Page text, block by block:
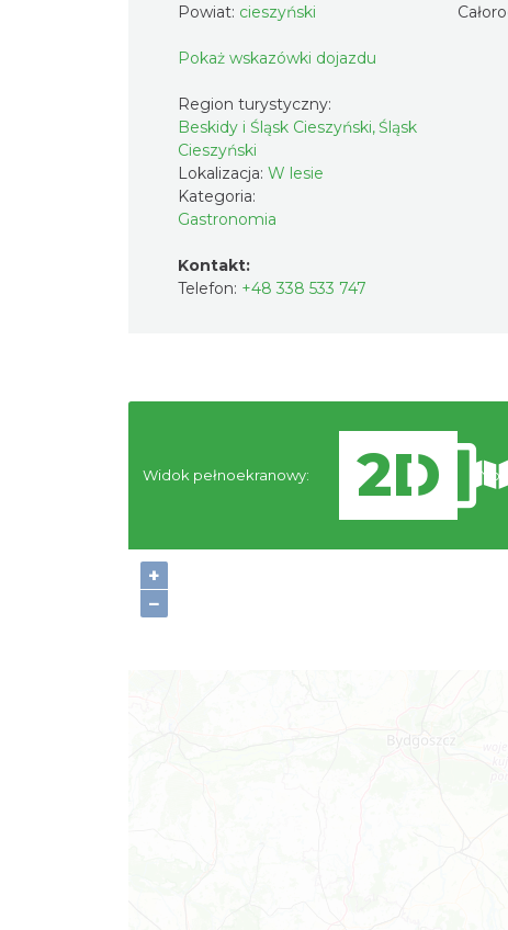
Powiat: cieszyński
Pokaż wskazówki dojazdu
Region turystyczny:
Beskidy i Śląsk Cieszyński, Śląsk
Cieszyński
Lokalizacja: W lesie
Kategoria:
Gastronomia
Kontakt:
Telefon: +48 338 533 747
+
−
Widok pełnoekranowy: